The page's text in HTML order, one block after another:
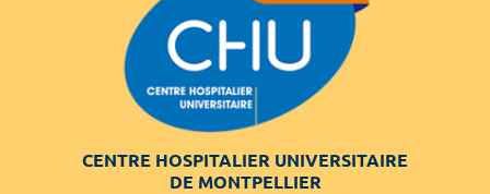
CENTRE HOSPITALIER UNIVERSITAIRE
DE MONTPELLIER